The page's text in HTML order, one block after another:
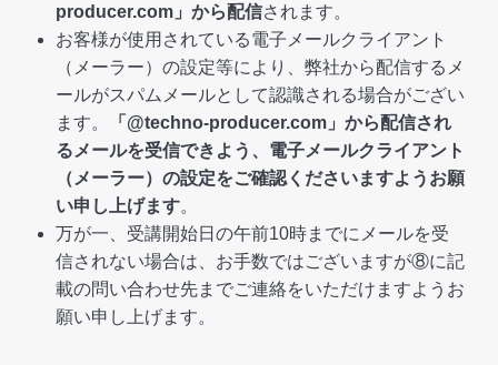
producer.com」から配信されます。
お客様が使用されている電子メールクライアント
（メーラー）の設定等により、弊社から配信するメ
ールがスパムメールとして認識される場合がござい
ます。
「@techno-producer.com」から配信され
るメールを受信できよう、電子メールクライアント
（メーラー）の設定をご確認くださいますようお願
い申し上げます。
万が一、受講開始日の午前10時までにメールを受
信されない場合は、お手数ではございますが⑧に記
載の問い合わせ先までご連絡をいただけますようお
願い申し上げます。